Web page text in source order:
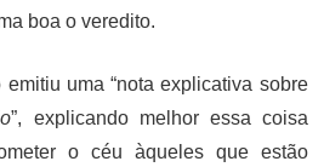
boa o veredito.
uma “nota explicativa sobre
”, explicando melhor essa coisa
o céu àqueles que estão